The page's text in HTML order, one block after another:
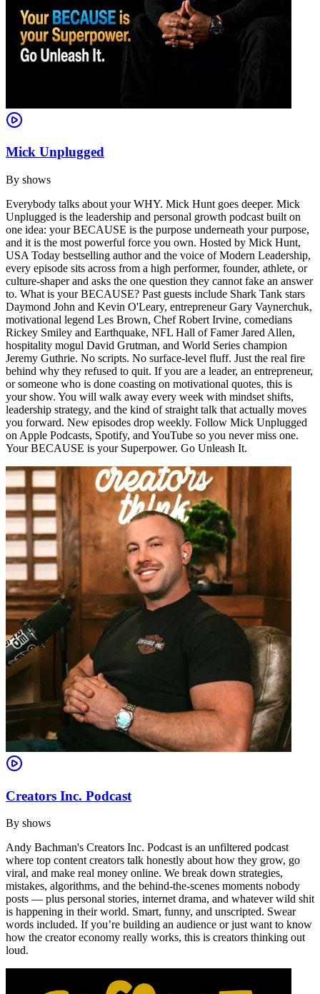
Mick Unplugged
By shows
Everybody talks about your WHY. Mick Hunt goes deeper. Mick
Unplugged is the leadership and personal growth podcast built on
one idea: your BECAUSE is the purpose underneath your purpose,
and it is the most powerful force you own. Hosted by Mick Hunt,
USA Today bestselling author and the voice of Modern Leadership,
every episode sits across from a high performer, founder, athlete, or
culture-shaper and asks the one question they cannot fake an answer
to. What is your BECAUSE? Past guests include Shark Tank stars
Daymond John and Kevin O'Leary, entrepreneur Gary Vaynerchuk,
motivational legend Les Brown, Chef Robert Irvine, comedians
Rickey Smiley and Earthquake, NFL Hall of Famer Jared Allen,
hospitality mogul David Grutman, and World Series champion
Jeremy Guthrie. No scripts. No surface-level fluff. Just the real fire
behind why they refused to quit. If you are a leader, an entrepreneur,
or someone who is done coasting on motivational quotes, this is
your show. You will walk away every week with mindset shifts,
leadership strategy, and the kind of straight talk that actually moves
you forward. New episodes drop weekly. Follow Mick Unplugged
on Apple Podcasts, Spotify, and YouTube so you never miss one.
Your BECAUSE is your Superpower. Go Unleash It.
Creators Inc. Podcast
By shows
Andy Bachman's Creators Inc. Podcast is an unfiltered podcast
where top content creators talk honestly about how they grow, go
viral, and make real money online. We break down strategies,
mistakes, algorithms, and the behind-the-scenes moments nobody
posts — plus personal stories, internet drama, and whatever wild shit
is happening in their world. Smart, funny, and unscripted. Swear
words included. If you’re building an audience or just want to know
how the creator economy really works, this is creators thinking out
loud.